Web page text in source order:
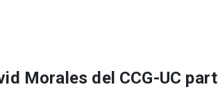
Morales del CCG-UC